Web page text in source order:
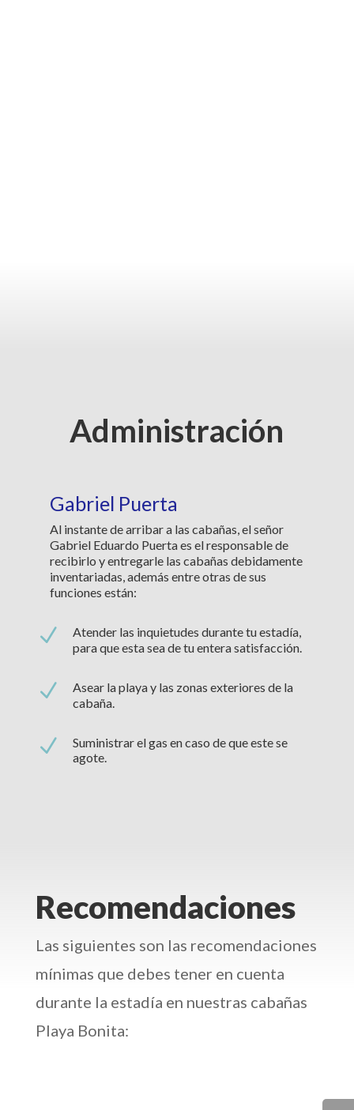
Administración
Gabriel Puerta
Al instante de arribar a las cabañas, el señor
Gabriel Eduardo Puerta es el responsable de
recibirlo y entregarle las cabañas debidamente
inventariadas, además entre otras de sus
funciones están:
N
Atender las inquietudes durante tu estadía,
para que esta sea de tu entera satisfacción.
N
Asear la playa y las zonas exteriores de la
cabaña.
N
Suministrar el gas en caso de que este se
agote.
Recomendaciones
Las siguientes son las recomendaciones
mínimas que debes tener en cuenta
durante la estadía en nuestras cabañas
Playa Bonita: